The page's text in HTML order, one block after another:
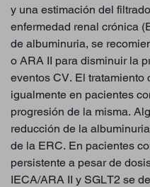
y una estimación del
enfermedad renal crónica
de albuminuria, se
o ARA II para disminuir la
eventos CV. El tratamiento
igualmente en pacientes
progresión de la misma.
reducción de la
de la ERC. En pacientes
persistente a pesar de
IECA/ARA II y SGLT2 se